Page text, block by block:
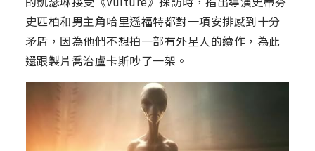
史匹柏和男主角哈里遜福特都對一項安排感到十分
矛盾，因為他們不想拍一部有外星人的續作，為此
還跟製片喬治盧卡斯吵了一架。